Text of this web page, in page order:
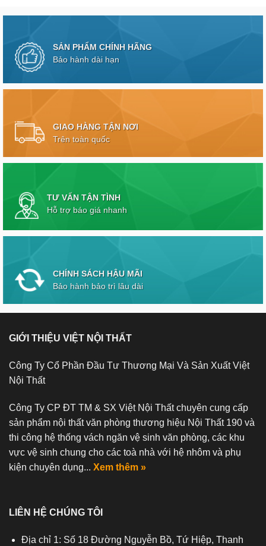
SẢN PHẨM CHÍNH HÃNG
Bảo hành dài hạn
GIAO HÀNG TẬN NƠI
Trên toàn quốc
TƯ VẤN TẬN TÌNH
Hỗ trợ báo giá nhanh
CHÍNH SÁCH HẬU MÃI
Bảo hành bảo trì lâu dài
GIỚI THIỆU VIỆT NỘI THẤT
Công Ty Cổ Phần Đầu Tư Thương Mại Và Sản Xuất Việt
Nội Thất
Công Ty CP ĐT TM & SX Việt Nội Thất chuyên cung cấp
sản phẩm nội thất văn phòng thương hiệu Nội Thất 190 và
thi công hệ thống vách ngăn vệ sinh văn phòng, các khu
vực vệ sinh chung cho các toà nhà với hệ nhôm và phụ
kiện chuyên dụng... Xem thêm »
LIÊN HỆ CHÚNG TÔI
Địa chỉ 1: Số 18 Đường Nguyễn Bồ, Tứ Hiệp, Thanh